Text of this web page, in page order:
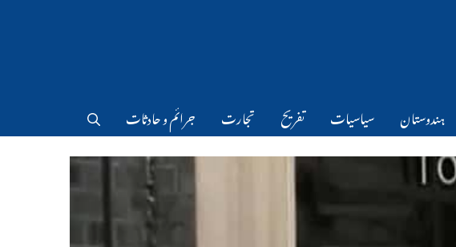
ہندوستان سیاسیات تفریح تجارت جرائم و حادثات